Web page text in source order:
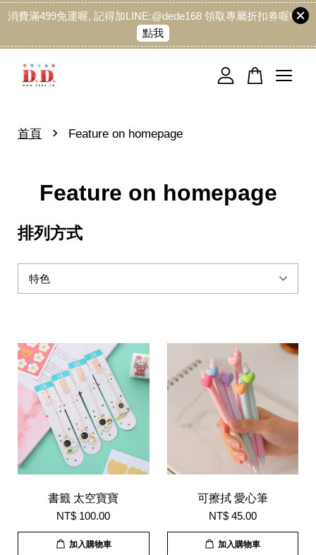
消費滿499免運喔, 記得加LINE:@dede168 領取專屬折扣券喔!
點我
首頁 › Feature on homepage
Feature on homepage
排列方式
書籤 太空寶寶
NT$ 100.00
加入購物車
可擦拭 愛心筆
NT$ 45.00
加入購物車
您的購物車目前還是空的。